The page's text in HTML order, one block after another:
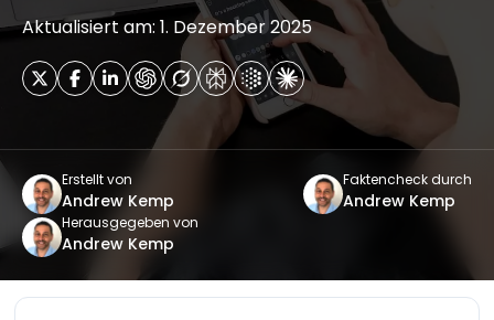
Aktualisiert am: 1. Dezember 2025
Erstellt von
Andrew Kemp
Faktencheck durch
Andrew Kemp
Herausgegeben von
Andrew Kemp